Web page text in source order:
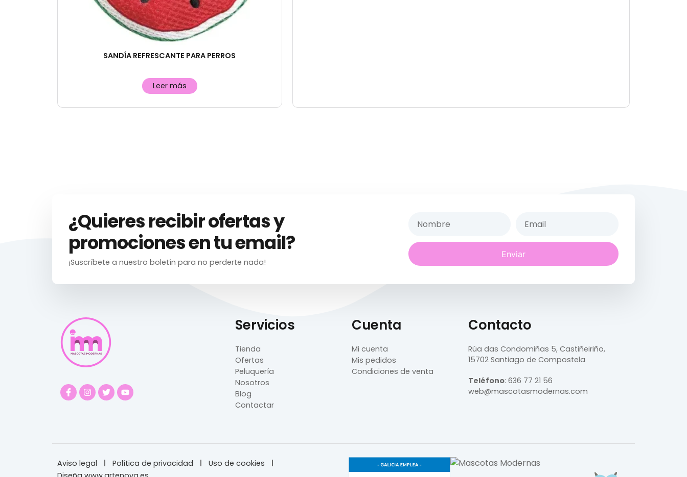
SANDÍA REFRESCANTE PARA PERROS
Leer más
¿Quieres recibir ofertas y
promociones en tu email?
¡Suscríbete a nuestro boletín para no perderte nada!
Enviar
Servicios
Tienda
Ofertas
Peluquería
Nosotros
Blog
Contactar
Cuenta
Mi cuenta
Mis pedidos
Condiciones de venta
Contacto
Rúa das Condomiñas 5, Castiñeiriño,
15702 Santiago de Compostela
Teléfono: 636 77 21 56
web@mascotasmodernas.com
Aviso legal Política de privacidad
Uso de cookies